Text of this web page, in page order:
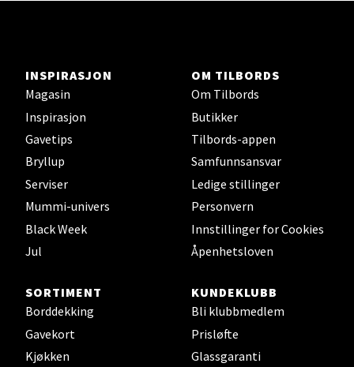
INSPIRASJON
Magasin
Inspirasjon
Gavetips
Bryllup
Serviser
Mummi-univers
Black Week
Jul
OM TILBORDS
Om Tilbords
Butikker
Tilbords-appen
Samfunnsansvar
Ledige stillinger
Personvern
Innstillinger for Cookies
Åpenhetsloven
SORTIMENT
Borddekking
Gavekort
Kjøkken
KUNDEKLUBB
Bli klubbmedlem
Prisløfte
Glassgaranti
Ski - Thon Senter Ski
Ski Storsenter, Jernbanesvingen 6, 1400 Ski
Åpent i dag 10-21
Strangata 26, 8400 Sortland
Åpent i dag 10-19
0 i butikk